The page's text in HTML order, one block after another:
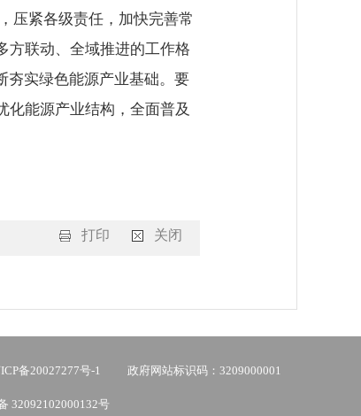
压紧各级责任，加快完善常
方联动、全域推进的工作格
夯实绿色能源产业基础。要
化能源产业结构，全面普及
打印 关闭
备20027277号-1 政府网站标识码：3209000001
32092102000132号